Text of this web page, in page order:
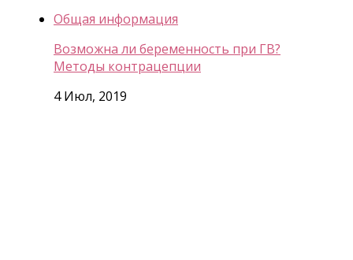
Общая информация
Возможна ли беременность при ГВ?
Методы контрацепции
4 Июл, 2019